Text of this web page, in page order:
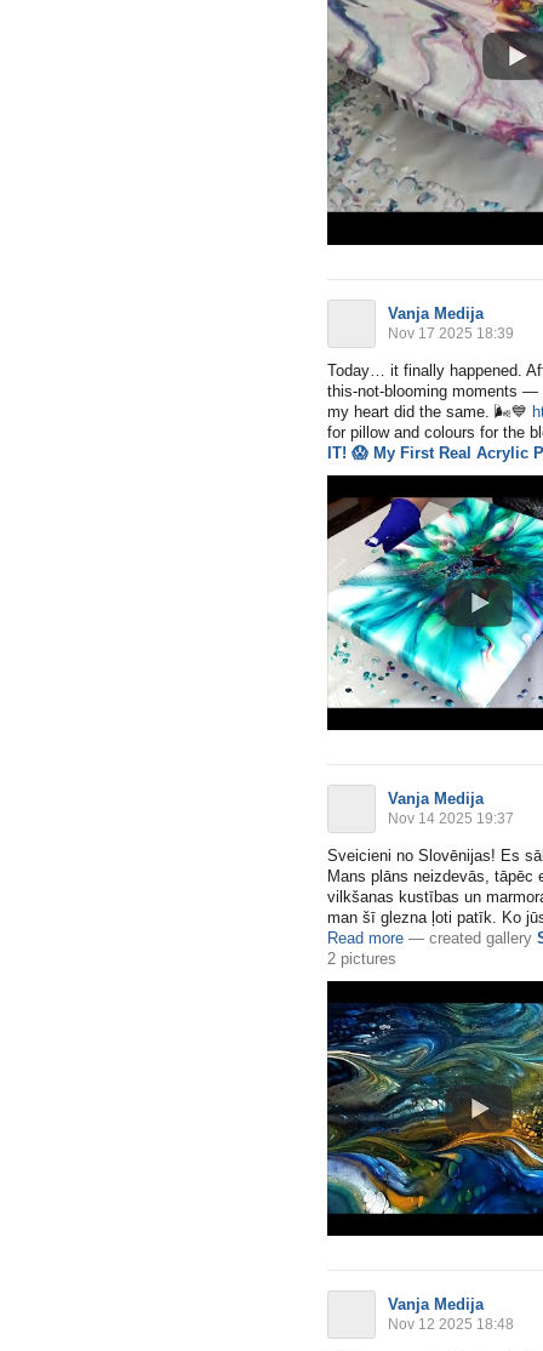
Vanja Medija
Nov 17 2025 18:39
Today… it finally happened.
this-not-blooming moments —
my heart did the same. 🌬💙
for pillow and colours for the
IT! 😱 My First Real Acrylic
Vanja Medija
Nov 14 2025 19:37
Sveicieni no Slovēnijas! Es
Mans plāns neizdevās,
vilkšanas kustības un
man šī glezna ļoti patīk. Ko
Read more — created gallery
2 pictures
Vanja Medija
Nov 12 2025 18:48